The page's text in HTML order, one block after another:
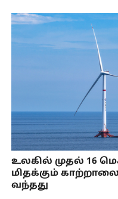
உலகில் முதல் 16
மிதக்கும்
வந்தது